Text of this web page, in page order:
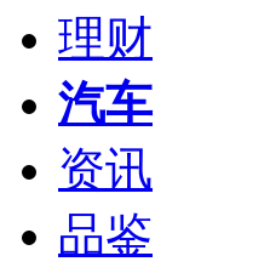
理财
汽车
资讯
品鉴